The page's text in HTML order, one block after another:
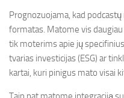
Prognozuojama, kad
formatas. Matome vis
tik moterims apie jų
tvarias investicijas (ESG) ar
kartai, kuri pinigus mato visai